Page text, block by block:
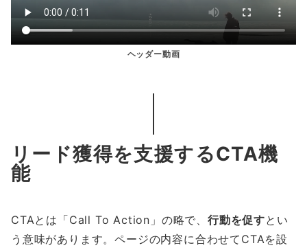
ヘッダー動画
リード獲得を支援するCTA機
能
CTAとは「Call To Action」の略で、 行動を促すとい
う意味があります。ページの内容に合わせてCTAを設